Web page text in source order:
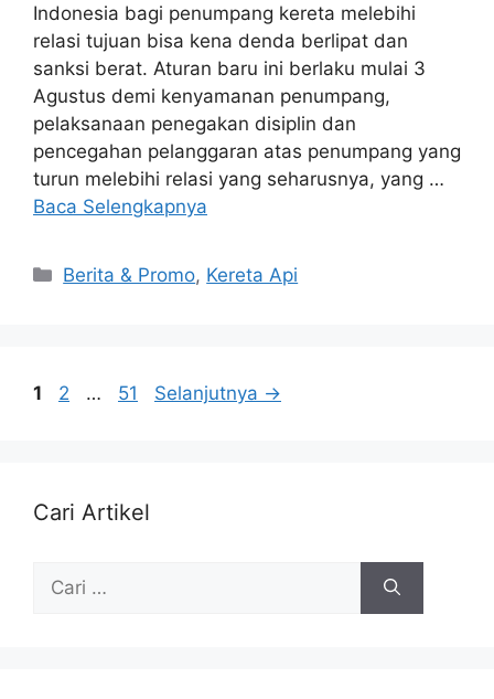
Indonesia bagi penumpang kereta melebihi
relasi tujuan bisa kena denda berlipat dan
sanksi berat. Aturan baru ini berlaku mulai 3
Agustus demi kenyamanan penumpang,
pelaksanaan penegakan disiplin dan
pencegahan pelanggaran atas penumpang yang
turun melebihi relasi yang seharusnya, yang …
Baca Selengkapnya
Berita & Promo, Kereta Api
1 2 … 51 Selanjutnya →
Cari Artikel